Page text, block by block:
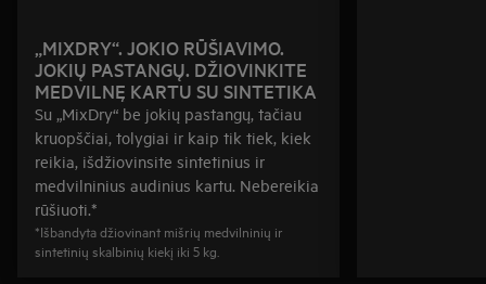
„MIXDRY“. JOKIO RŪŠIAVIMO.
JOKIŲ PASTANGŲ. DŽIOVINKITE
MEDVILNĘ KARTU SU SINTETIKA
Su „MixDry“ be jokių pastangų, tačiau
kruopščiai, tolygiai ir kaip tik tiek, kiek
reikia, išdžiovinsite sintetinius ir
medvilninius audinius kartu. Nebereikia
rūšiuoti.*
*Išbandyta džiovinant mišrių medvilninių ir
sintetinių skalbinių kiekį iki 5 kg.